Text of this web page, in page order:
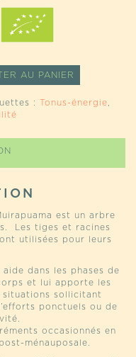
AU PANIER
: Tonus-énergie
est un arbre
Les tiges et racines
utilisées pour leurs
dans les phases de
et lui apporte les
situations sollicitant
ponctuels ou de
occasionnés en
ménauposale.